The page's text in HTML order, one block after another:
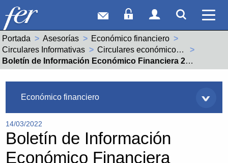
Correo webAcceso Socios
Acceso
Portada Asesorías
Económico financiero
Circulares Informativas
Circulares económico financieras año 2022
Actual:
Boletín de Información Económico Financiera 2/2022 - PLAN RESCATE COVID-19 – PLAN DE OCIO NOCTURNO 2022
Económico financiero
14/03/2022
Boletín de Información
Económico Financiera